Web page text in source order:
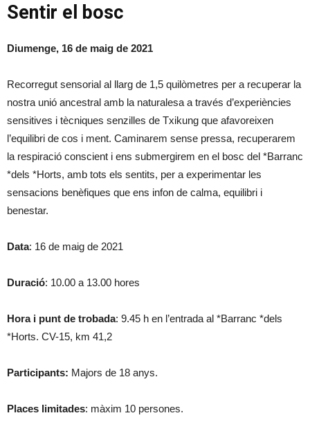
Sentir el bosc
Diumenge, 16 de maig de 2021
Recorregut sensorial al llarg de 1,5 quilòmetres per a recuperar la
nostra unió ancestral amb la naturalesa a través d’experiències
sensitives i tècniques senzilles de Txikung que afavoreixen
l’equilibri de cos i ment. Caminarem sense pressa, recuperarem
la respiració conscient i ens submergirem en el bosc del *Barranc
*dels *Horts, amb tots els sentits, per a experimentar les
sensacions benèfiques que ens infon de calma, equilibri i
benestar.
Data: 16 de maig de 2021
Duració: 10.00 a 13.00 hores
Hora i punt de trobada: 9.45 h en l’entrada al *Barranc *dels
*Horts. CV-15, km 41,2
Participants: Majors de 18 anys.
Places limitades: màxim 10 persones.